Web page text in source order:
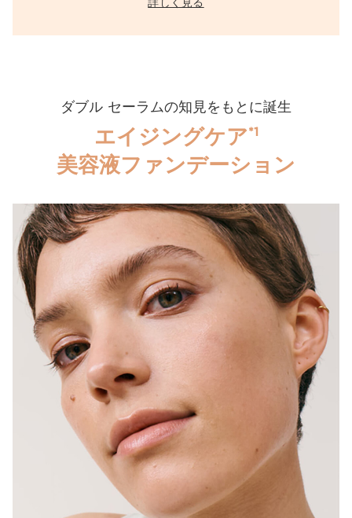
ダブル セーラムの知見をもとに誕生
エイジングケア*1
美容液ファンデーション